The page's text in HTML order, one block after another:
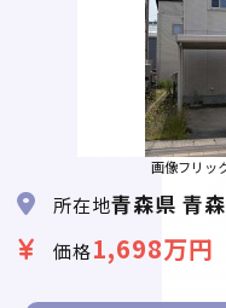
所在地青森県 青
価格1,698万円
画像フリッ